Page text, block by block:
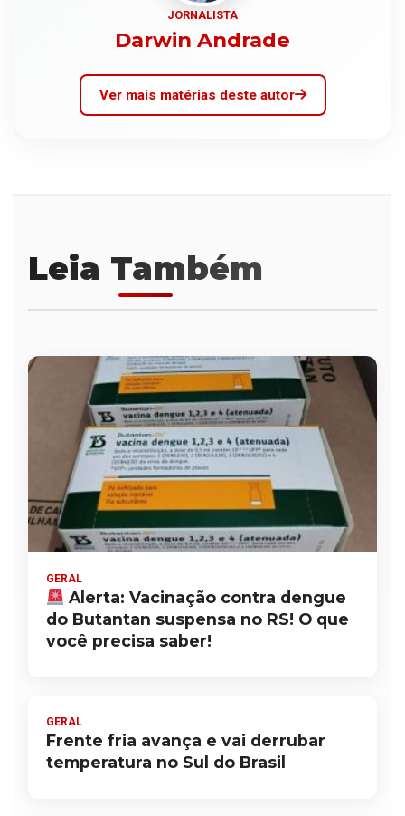
JORNALISTA
Darwin Andrade
Ver mais matérias deste autor
Leia Também
GERAL
Alerta: Vacinação contra dengue
do Butantan suspensa no RS! O que
você precisa saber!
GERAL
Frente fria avança e vai derrubar
temperatura no Sul do Brasil